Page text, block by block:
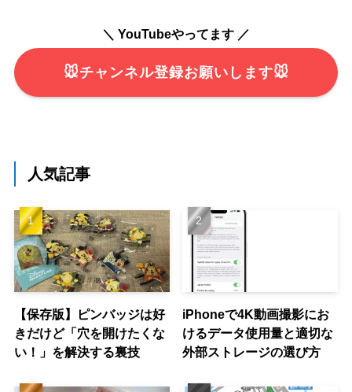
＼ YouTubeやってます ／
🐭チャンネル登録お願いします🐭
人気記事
【保存版】ピンバッジは好
きだけど「穴を開けたくな
い！」を解決する裏技
iPhoneで4K動画撮影にお
けるデータ使用量と適切な
外部ストレージの選び方